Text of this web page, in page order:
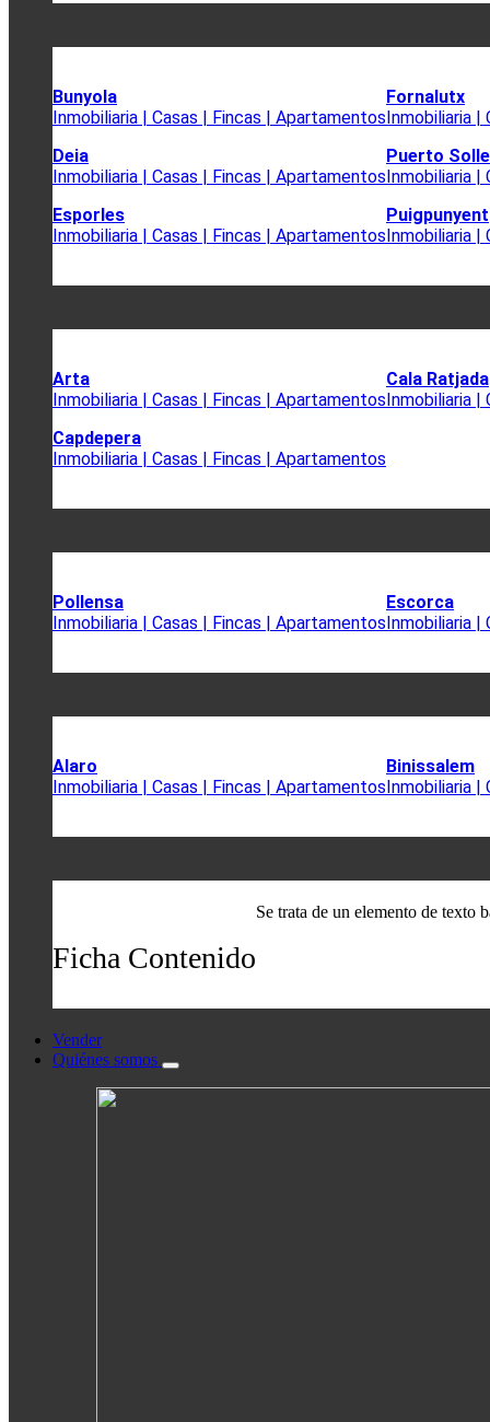
Bunyola
Inmobiliaria | Casas | Fincas | Apartamentos
Deia
Inmobiliaria | Casas | Fincas | Apartamentos
Esporles
Inmobiliaria | Casas | Fincas | Apartamentos
Fornalutx
Inmobiliaria |
Puerto
Inmobiliaria |
Puigpunyent
Inmobiliaria |
Arta
Inmobiliaria | Casas | Fincas | Apartamentos
Capdepera
Inmobiliaria | Casas | Fincas | Apartamentos
Cala Ratjada
Inmobiliaria |
Pollensa
Inmobiliaria | Casas | Fincas | Apartamentos
Escorca
Inmobiliaria |
Alaro
Inmobiliaria | Casas | Fincas | Apartamentos
Binissalem
Inmobiliaria |
Ficha Contenido
Se trata de un elemento de texto
Vender
Quiénes somos